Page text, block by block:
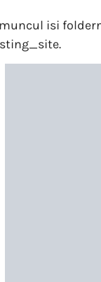
isi